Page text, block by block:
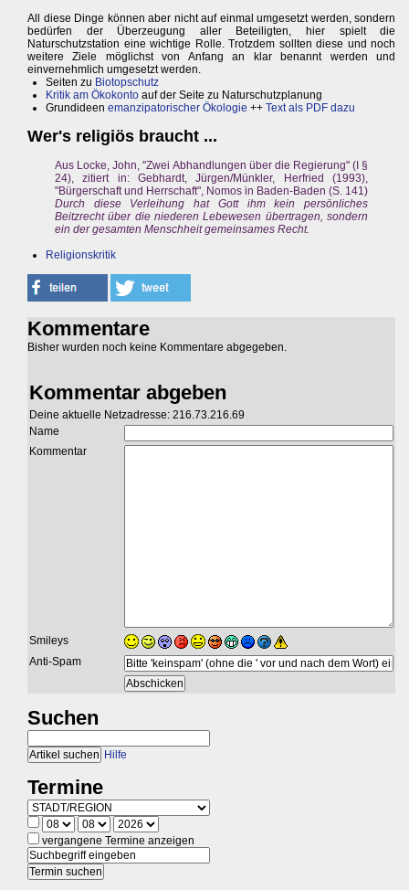
All diese Dinge können aber nicht auf einmal umgesetzt werden, sondern
bedürfen der Überzeugung aller Beteiligten, hier spielt die
Naturschutzstation eine wichtige Rolle. Trotzdem sollten diese und noch
weitere Ziele möglichst von Anfang an klar benannt werden und
einvernehmlich umgesetzt werden.
Seiten zu Biotopschutz
Kritik am Ökokonto auf der Seite zu Naturschutzplanung
Grundideen emanzipatorischer Ökologie ++ Text als PDF dazu
Wer's religiös braucht ...
Aus Locke, John, "Zwei Abhandlungen über die Regierung" (I §
24), zitiert in: Gebhardt, Jürgen/Münkler, Herfried (1993),
"Bürgerschaft und Herrschaft", Nomos in Baden-Baden (S. 141)
Durch diese Verleihung hat Gott ihm kein persönliches
Beitzrecht über die niederen Lebewesen übertragen, sondern
ein der gesamten Menschheit gemeinsames Recht.
Religionskritik
Kommentare
Bisher wurden noch keine Kommentare abgegeben.
Kommentar abgeben
Deine aktuelle Netzadresse: 216.73.216.69
Name
Kommentar
Smileys
Anti-Spam
Suchen
Hilfe
Termine
vergangene Termine anzeigen